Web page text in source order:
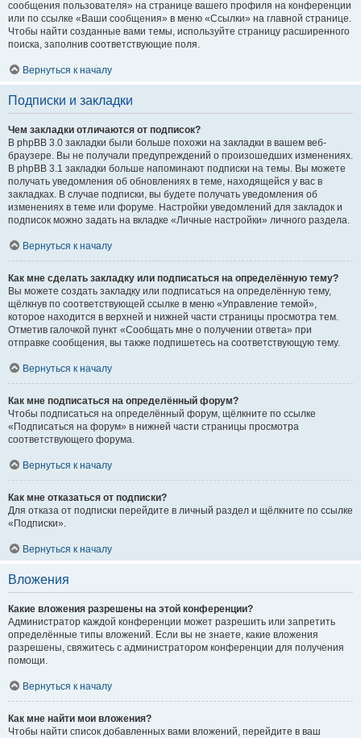
сообщения пользователя» на странице вашего профиля на конференции
или по ссылке «Ваши сообщения» в меню «Ссылки» на главной странице.
Чтобы найти созданные вами темы, используйте страницу расширенного
поиска, заполнив соответствующие поля.
Вернуться к началу
Подписки и закладки
Чем закладки отличаются от подписок?
В phpBB 3.0 закладки были больше похожи на закладки в вашем веб-
браузере. Вы не получали предупреждений о произошедших изменениях.
В phpBB 3.1 закладки больше напоминают подписки на темы. Вы можете
получать уведомления об обновлениях в теме, находящейся у вас в
закладках. В случае подписки, вы будете получать уведомления об
изменениях в теме или форуме. Настройки уведомлений для закладок и
подписок можно задать на вкладке «Личные настройки» личного раздела.
Вернуться к началу
Как мне сделать закладку или подписаться на определённую тему?
Вы можете создать закладку или подписаться на определённую тему,
щёлкнув по соответствующей ссылке в меню «Управление темой»,
которое находится в верхней и нижней части страницы просмотра тем.
Отметив галочкой пункт «Сообщать мне о получении ответа» при
отправке сообщения, вы также подпишетесь на соответствующую тему.
Вернуться к началу
Как мне подписаться на определённый форум?
Чтобы подписаться на определённый форум, щёлкните по ссылке
«Подписаться на форум» в нижней части страницы просмотра
соответствующего форума.
Вернуться к началу
Как мне отказаться от подписки?
Для отказа от подписки перейдите в личный раздел и щёлкните по ссылке
«Подписки».
Вернуться к началу
Вложения
Какие вложения разрешены на этой конференции?
Администратор каждой конференции может разрешить или запретить
определённые типы вложений. Если вы не знаете, какие вложения
разрешены, свяжитесь с администратором конференции для получения
помощи.
Вернуться к началу
Как мне найти мои вложения?
Чтобы найти список добавленных вами вложений, перейдите в ваш